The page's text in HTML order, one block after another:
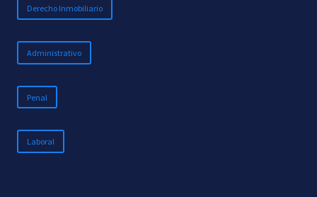
Derecho Inmobiliario
Administrativo
Penal
Laboral